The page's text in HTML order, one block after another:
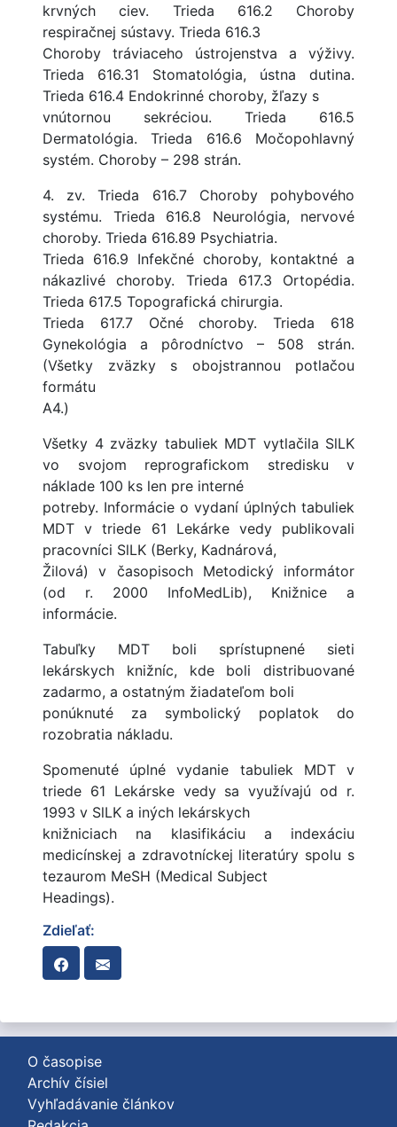
krvných ciev. Trieda 616.2 Choroby
respiračnej sústavy. Trieda 616.3
Choroby tráviaceho ústrojenstva a výživy.
Trieda 616.31 Stomatológia, ústna dutina.
Trieda 616.4 Endokrinné choroby, žľazy s
vnútornou sekréciou. Trieda 616.5
Dermatológia. Trieda 616.6 Močopohlavný
systém. Choroby – 298 strán.
4. zv. Trieda 616.7 Choroby pohybového
systému. Trieda 616.8 Neurológia, nervové
choroby. Trieda 616.89 Psychiatria.
Trieda 616.9 Infekčné choroby, kontaktné a
nákazlivé choroby. Trieda 617.3 Ortopédia.
Trieda 617.5 Topografická chirurgia.
Trieda 617.7 Očné choroby. Trieda 618
Gynekológia a pôrodníctvo – 508 strán.
(Všetky zväzky s obojstrannou potlačou
formátu
A4.)
Všetky 4 zväzky tabuliek MDT vytlačila SlLK
vo svojom reprografickom stredisku v
náklade 100 ks len pre interné
potreby. Informácie o vydaní úplných tabuliek
MDT v triede 61 Lekárke vedy publikovali
pracovníci SlLK (Berky, Kadnárová,
Žilová) v časopisoch Metodický informátor
(od r. 2000 InfoMedLib), Knižnice a
informácie.
Tabuľky MDT boli sprístupnené sieti
lekárskych knižníc, kde boli distribuované
zadarmo, a ostatným žiadateľom boli
ponúknuté za symbolický poplatok do
rozobratia nákladu.
Spomenuté úplné vydanie tabuliek MDT v
triede 61 Lekárske vedy sa využívajú od r.
1993 v SlLK a iných lekárskych
knižniciach na klasifikáciu a indexáciu
medicínskej a zdravotníckej literatúry spolu s
tezaurom MeSH (Medical Subject
Headings).
Zdieľať:
O časopise
Archív čísiel
Vyhľadávanie článkov